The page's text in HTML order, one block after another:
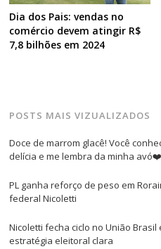
Dia dos Pais: vendas no
comércio devem atingir R$
7,8 bilhões em 2024
POSTS MAIS VIZUALIZADOS
Doce de marrom glacê! Você
delícia e me lembra da minha
PL ganha reforço de peso em
federal Nicoletti
Nicoletti fecha ciclo no União Brasil
estratégia eleitoral clara